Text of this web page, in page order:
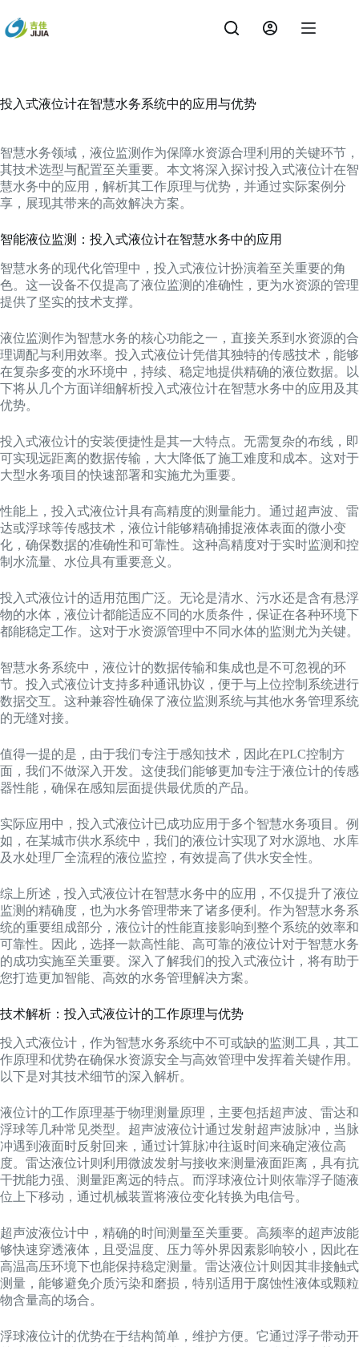
过
内
投入式液位计在智慧水务系统中的应用与优势
智慧水务领域，液位监测作为保障水资源合理利用的关键环节，
其技术选型与配置至关重要。本文将深入探讨投入式液位计在智
慧水务中的应用，解析其工作原理与优势，并通过实际案例分
享，展现其带来的高效解决方案。
智能液位监测：投入式液位计在智慧水务中的应用
智慧水务的现代化管理中，投入式液位计扮演着至关重要的角
色。这一设备不仅提高了液位监测的准确性，更为水资源的管理
提供了坚实的技术支撑。
液位监测作为智慧水务的核心功能之一，直接关系到水资源的合
理调配与利用效率。投入式液位计凭借其独特的传感技术，能够
在复杂多变的水环境中，持续、稳定地提供精确的液位数据。以
下将从几个方面详细解析投入式液位计在智慧水务中的应用及其
优势。
投入式液位计的安装便捷性是其一大特点。无需复杂的布线，即
可实现远距离的数据传输，大大降低了施工难度和成本。这对于
大型水务项目的快速部署和实施尤为重要。
性能上，投入式液位计具有高精度的测量能力。通过超声波、雷
达或浮球等传感技术，液位计能够精确捕捉液体表面的微小变
化，确保数据的准确性和可靠性。这种高精度对于实时监测和控
制水流量、水位具有重要意义。
投入式液位计的适用范围广泛。无论是清水、污水还是含有悬浮
物的水体，液位计都能适应不同的水质条件，保证在各种环境下
都能稳定工作。这对于水资源管理中不同水体的监测尤为关键。
智慧水务系统中，液位计的数据传输和集成也是不可忽视的环
节。投入式液位计支持多种通讯协议，便于与上位控制系统进行
数据交互。这种兼容性确保了液位监测系统与其他水务管理系统
的无缝对接。
值得一提的是，由于我们专注于感知技术，因此在PLC控制方
面，我们不做深入开发。这使我们能够更加专注于液位计的传感
器性能，确保在感知层面提供最优质的产品。
实际应用中，投入式液位计已成功应用于多个智慧水务项目。例
如，在某城市供水系统中，我们的液位计实现了对水源地、水库
及水处理厂全流程的液位监控，有效提高了供水安全性。
综上所述，投入式液位计在智慧水务中的应用，不仅提升了液位
监测的精确度，也为水务管理带来了诸多便利。作为智慧水务系
统的重要组成部分，液位计的性能直接影响到整个系统的效率和
可靠性。因此，选择一款高性能、高可靠的液位计对于智慧水务
的成功实施至关重要。深入了解我们的投入式液位计，将有助于
您打造更加智能、高效的水务管理解决方案。
技术解析：投入式液位计的工作原理与优势
投入式液位计，作为智慧水务系统中不可或缺的监测工具，其工
作原理和优势在确保水资源安全与高效管理中发挥着关键作用。
以下是对其技术细节的深入解析。
液位计的工作原理基于物理测量原理，主要包括超声波、雷达和
浮球等几种常见类型。超声波液位计通过发射超声波脉冲，当脉
冲遇到液面时反射回来，通过计算脉冲往返时间来确定液位高
度。雷达液位计则利用微波发射与接收来测量液面距离，具有抗
干扰能力强、测量距离远的特点。而浮球液位计则依靠浮子随液
位上下移动，通过机械装置将液位变化转换为电信号。
超声波液位计中，精确的时间测量至关重要。高频率的超声波能
够快速穿透液体，且受温度、压力等外界因素影响较小，因此在
高温高压环境下也能保持稳定测量。雷达液位计则因其非接触式
测量，能够避免介质污染和磨损，特别适用于腐蚀性液体或颗粒
物含量高的场合。
浮球液位计的优势在于结构简单，维护方便。它通过浮子带动开